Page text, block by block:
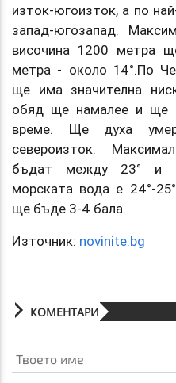
изток-югоизток, а по
запад-югозапад.
височина 1200 метра
метра - около 14°.По
ще има значителна
обяд ще намалее и ще
време. Ще духа
североизток.
бъдат между 23° и
морската вода е 24°-
ще бъде 3-4 бала.
Източник: novinite.bg
КОМЕНТАРИ
Твоето име